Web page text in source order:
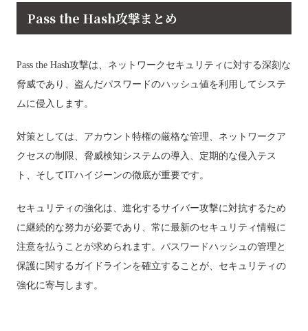
Pass the Hash攻撃まとめ
Pass the Hash攻撃は、ネットワークセキュリティに対する深刻な
脅威であり、盗んだパスワードのハッシュ値を利用してシステ
ムに侵入します。
対策としては、アカウント特権の厳格な管理、ネットワークア
クセスの制限、脅威検知システムの導入、定期的な侵入テス
ト、そしてITハイジーンの徹底が重要です。
セキュリティの強化は、進化するサイバー攻撃に対抗するため
に継続的な努力が必要であり、常に最新のセキュリティ情報に
注意を払うことが求められます。パスワードハッシュの管理と
保護に関するガイドラインを確立することが、セキュリティの
強化に寄与します。